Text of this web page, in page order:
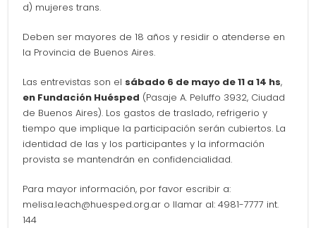
d) mujeres trans.
Deben ser mayores de 18 años y residir o atenderse en
la Provincia de Buenos Aires.
Las entrevistas son el sábado 6 de mayo de 11 a 14 hs,
en Fundación Huésped (Pasaje A. Peluffo 3932, Ciudad
de Buenos Aires). Los gastos de traslado, refrigerio y
tiempo que implique la participación serán cubiertos. La
identidad de las y los participantes y la información
provista se mantendrán en confidencialidad.
Para mayor información, por favor escribir a:
melisa.leach@huesped.org.ar o llamar al: 4981-7777 int.
144